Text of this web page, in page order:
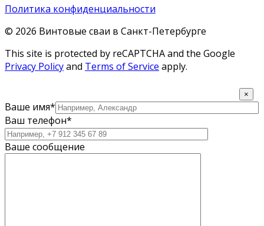
Политика конфиденциальности
© 2026 Винтовые сваи в Санкт-Петербурге
This site is protected by reCAPTCHA and the Google
Privacy Policyand Terms of Service apply.
×
Ваше имя*
Ваш телефон*
Ваше сообщение